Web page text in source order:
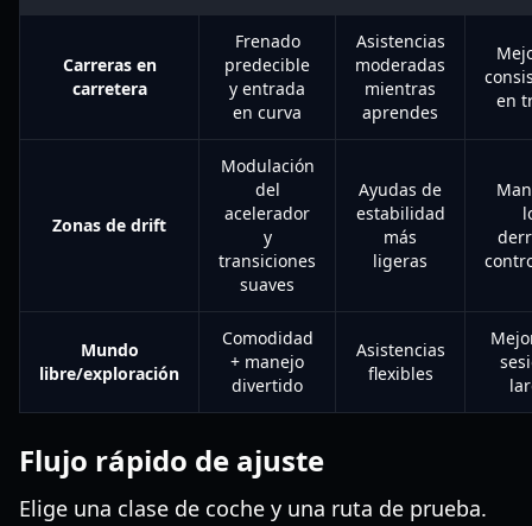
Carreras en
carretera
Frenado
predecible
y entrada
en curva
Asistencias
moderadas
mientras
aprendes
en
Zonas de drift
Modulación
del
acelerador
y
transiciones
suaves
Ayudas de
estabilidad
más
ligeras
Mundo
libre/exploración
Comodidad
+ manejo
divertido
Asistencias
flexibles
Flujo rápido de ajuste
Elige una clase de coche y una ruta de prueba.